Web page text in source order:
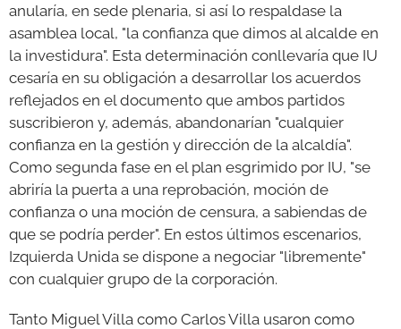
anularía, en sede plenaria, si así lo respaldase la
asamblea local, "la confianza que dimos al alcalde en
la investidura". Esta determinación conllevaría que IU
cesaría en su obligación a desarrollar los acuerdos
reflejados en el documento que ambos partidos
suscribieron y, además, abandonarían "cualquier
confianza en la gestión y dirección de la alcaldía".
Como segunda fase en el plan esgrimido por IU, "se
abriría la puerta a una reprobación, moción de
confianza o una moción de censura, a sabiendas de
que se podría perder". En estos últimos escenarios,
Izquierda Unida se dispone a negociar "libremente"
con cualquier grupo de la corporación.
Tanto Miguel Villa como Carlos Villa usaron como